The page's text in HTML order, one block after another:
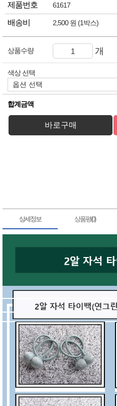
제품번호 61617
배송비 2,500 원 (1박스)
상품수량 개
색상 선택
합계금액
상세정보 상품평(0)